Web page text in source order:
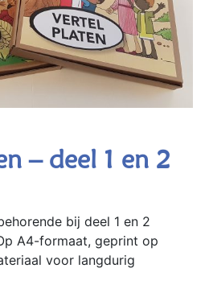
– deel 1 en 2
bij deel 1 en 2
A4-formaat, geprint op
voor langdurig